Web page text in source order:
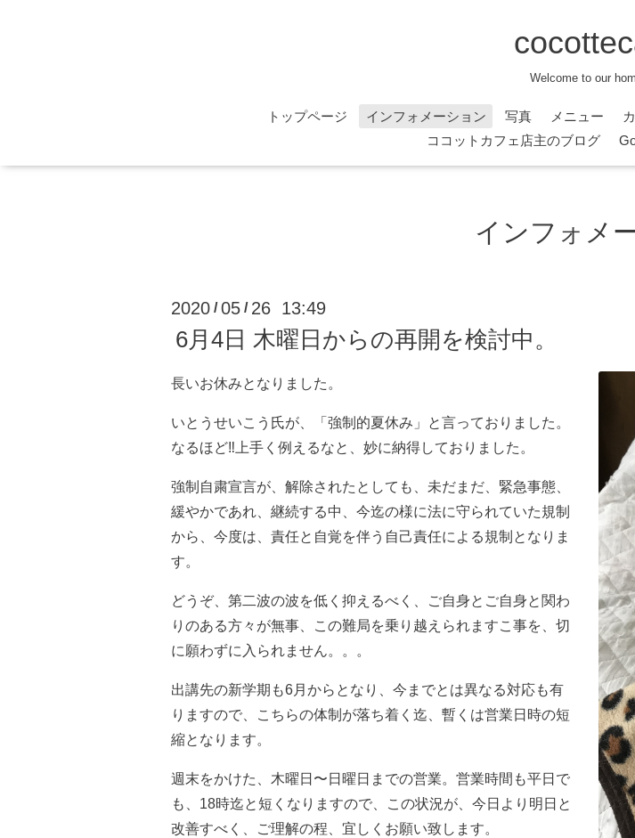
Welcome to our
トップページ インフォメーション 写真 メニュー
ココットカフェ店主のブログ
インフォメ
2020 /05 / 26 13:49
6月4日 木曜日からの再開を検討中。
長いお休みとなりました。
いとうせいこう氏が、「強制的夏休み」と言っておりました。
なるほど‼️上手く例えるなと、妙に納得しておりました。
強制自粛宣言が、解除されたとしても、未だまだ、緊急事態、
緩やかであれ、継続する中、今迄の様に法に守られていた規制
から、今度は、責任と自覚を伴う自己責任による規制となりま
す。
どうぞ、第二波の波を低く抑えるべく、ご自身とご自身と関わ
りのある方々が無事、この難局を乗り越えられますこ事を、切
に願わずに入られません。。。
出講先の新学期も6月からとなり、今までとは異なる対応も有
りますので、こちらの体制が落ち着く迄、暫くは営業日時の短
縮となります。
週末をかけた、木曜日〜日曜日までの営業。営業時間も平日で
も、18時迄と短くなりますので、この状況が、今日より明日と
改善すべく、ご理解の程、宜しくお願い致します。